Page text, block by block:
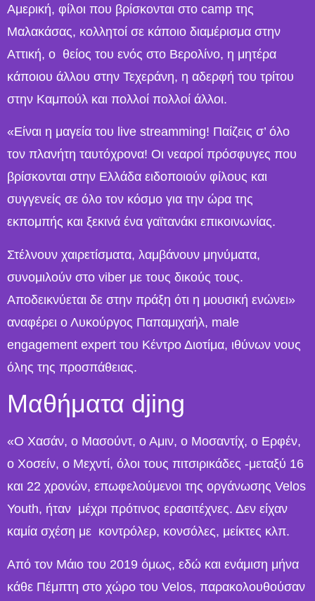
Αμερική, φίλοι που βρίσκονται στο camp της
Μαλακάσας, κολλητοί σε κάποιο διαμέρισμα στην
Αττική, ο θείος του ενός στο Βερολίνο, η μητέρα
κάποιου άλλου στην Τεχεράνη, η αδερφή του τρίτου
στην Καμπούλ και πολλοί πολλοί άλλοι.
«Είναι η μαγεία του live streamming! Παίζεις σ’ όλο
τον πλανήτη ταυτόχρονα! Οι νεαροί πρόσφυγες που
βρίσκονται στην Ελλάδα ειδοποιούν φίλους και
συγγενείς σε όλο τον κόσμο για την ώρα της
εκπομπής και ξεκινά ένα γαϊτανάκι επικοινωνίας.
Στέλνουν χαιρετίσματα, λαμβάνουν μηνύματα,
συνομιλούν στο viber με τους δικούς τους.
Αποδεικνύεται δε στην πράξη ότι η μουσική ενώνει»
αναφέρει ο Λυκούργος Παπαμιχαήλ, male
engagement expert του Κέντρο Διοτίμα, ιθύνων νους
όλης της προσπάθειας.
Μαθήματα djing
«Ο Χασάν, ο Μασούντ, ο Αμιν, ο Μοσαντίχ, ο Ερφέν,
ο Χοσείν, ο Μεχντί, όλοι τους πιτσιρικάδες -μεταξύ 16
και 22 χρονών, επωφελούμενοι της οργάνωσης Velos
Youth, ήταν μέχρι πρότινος ερασιτέχνες. Δεν είχαν
καμία σχέση με κοντρόλερ, κονσόλες, μείκτες κλπ.
Από τον Μάιο του 2019 όμως, εδώ και ενάμιση μήνα
κάθε Πέμπτη στο χώρο του Velos, παρακολουθούσαν